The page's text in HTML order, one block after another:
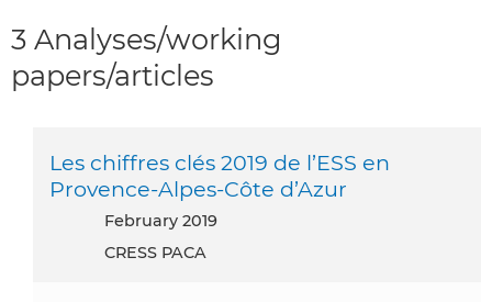
3 Analyses/working
papers/articles
Les chiffres clés 2019 de l’ESS en
Provence-Alpes-Côte d’Azur
February 2019
CRESS PACA